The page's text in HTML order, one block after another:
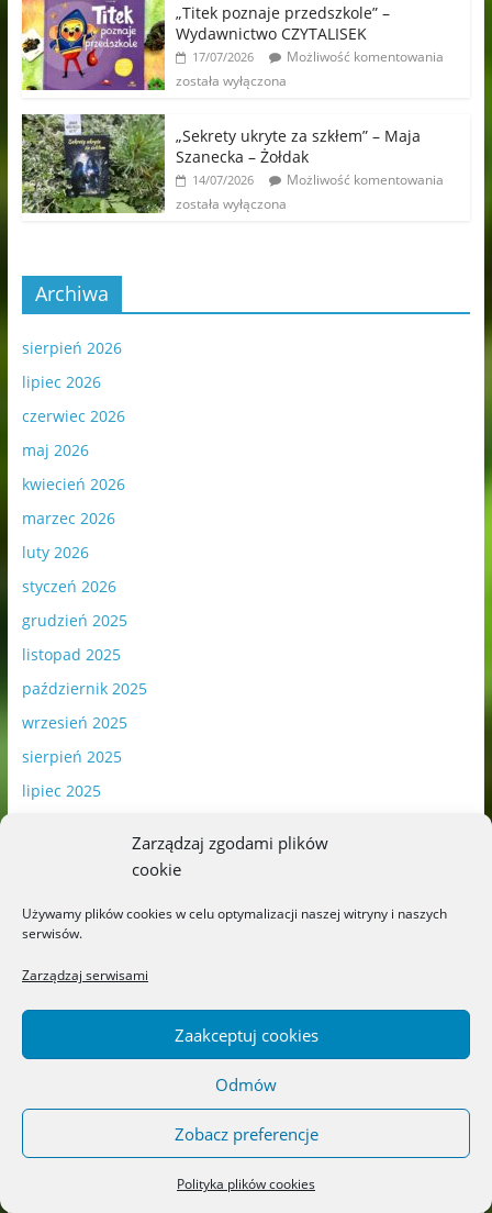
Zarządzaj zgodami plików
cookie
Używamy plików cookies w celu optymalizacji naszej witryny i naszych
serwisów.
Zarządzaj serwisami
Zaakceptuj cookies
Odmów
Zobacz preferencje
Polityka plików cookies
„Titek poznaje przedszkole” –
Wydawnictwo CZYTALISEK
17/07/2026
Możliwość komentowania
została wyłączona
„Sekrety ukryte za szkłem” – Maja
Szanecka – Żołdak
14/07/2026
Możliwość komentowania
została wyłączona
Archiwa
sierpień 2026
lipiec 2026
czerwiec 2026
maj 2026
kwiecień 2026
marzec 2026
luty 2026
styczeń 2026
grudzień 2025
listopad 2025
październik 2025
wrzesień 2025
sierpień 2025
lipiec 2025
marzec 2025
listopad 2024
sierpień 2024